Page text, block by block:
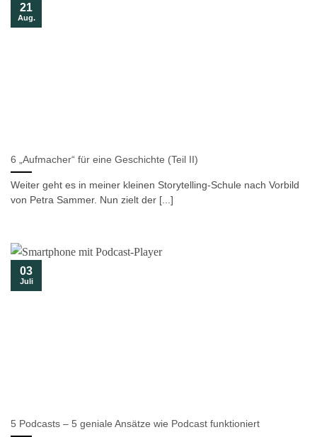
6 „Aufmacher“ für eine Geschichte (Teil II)
Weiter geht es in meiner kleinen Storytelling-Schule nach Vorbild
von Petra Sammer. Nun zielt der [...]
21
Aug.
5 Podcasts – 5 geniale Ansätze wie Podcast funktioniert
03
Juli